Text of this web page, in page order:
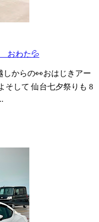
おわた💦
からの👀おはじきアー
そして 仙台七夕祭りも 8